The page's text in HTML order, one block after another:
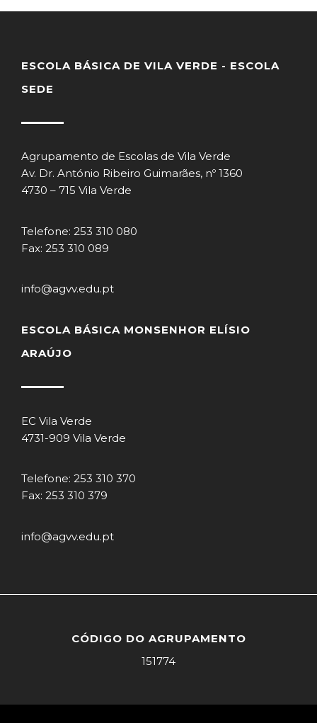
ESCOLA BÁSICA DE VILA VERDE - ESCOLA
SEDE
Agrupamento de Escolas de Vila Verde
Av. Dr. António Ribeiro Guimarães, nº 1360
4730 – 715 Vila Verde
Telefone: 253 310 080
Fax: 253 310 089
info@agvv.edu.pt
ESCOLA BÁSICA MONSENHOR ELÍSIO
ARAÚJO
EC Vila Verde
4731-909 Vila Verde
Telefone: 253 310 370
Fax: 253 310 379
info@agvv.edu.pt
CÓDIGO DO AGRUPAMENTO
151774